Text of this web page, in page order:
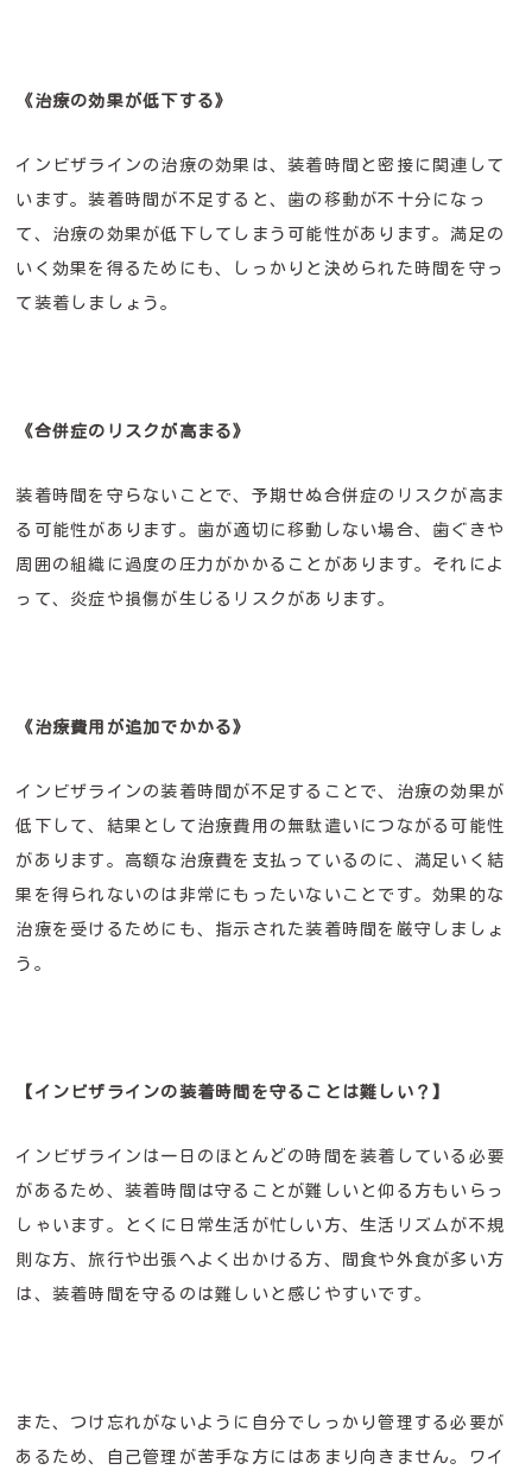
《治療の効果が低下する》
インビザラインの治療の効果は、装着時間と密接に関連して
います。装着時間が不足すると、歯の移動が不十分になっ
て、治療の効果が低下してしまう可能性があります。満足の
いく効果を得るためにも、しっかりと決められた時間を守っ
て装着しましょう。
《合併症のリスクが高まる》
装着時間を守らないことで、予期せぬ合併症のリスクが高ま
る可能性があります。歯が適切に移動しない場合、歯ぐきや
周囲の組織に過度の圧力がかかることがあります。それによ
って、炎症や損傷が生じるリスクがあります。
《治療費用が追加でかかる》
インビザラインの装着時間が不足することで、治療の効果が
低下して、結果として治療費用の無駄遣いにつながる可能性
があります。高額な治療費を支払っているのに、満足いく結
果を得られないのは非常にもったいないことです。効果的な
治療を受けるためにも、指示された装着時間を厳守しましょ
う。
【インビザラインの装着時間を守ることは難しい？】
インビザラインは一日のほとんどの時間を装着している必要
があるため、装着時間は守ることが難しいと仰る方もいらっ
しゃいます。とくに日常生活が忙しい方、生活リズムが不規
則な方、旅行や出張へよく出かける方、間食や外食が多い方
は、装着時間を守るのは難しいと感じやすいです。
また、つけ忘れがないように自分でしっかり管理する必要が
あるため、自己管理が苦手な方にはあまり向きません。ワイ